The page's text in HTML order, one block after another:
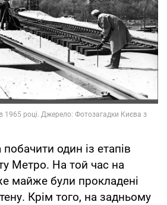
один із етапів
Метро. На той час на
майже були прокладені
Крім того, на задньому